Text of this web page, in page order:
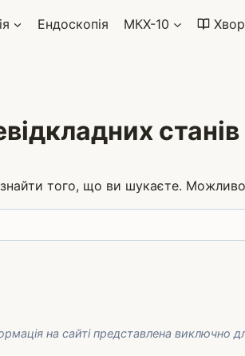
Ендоскопія МКХ-10
станів
того, що ви шукаєте.
на сайті представлена виключно